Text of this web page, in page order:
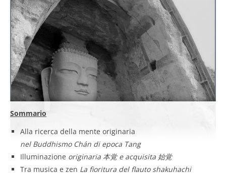
Sommario
Alla ricerca della mente originaria
nel Buddhismo Chán di epoca Tang
Illuminazione originaria 本覚 e acquisita 始覚
Tra musica e zen La fioritura del flauto shakuhachi